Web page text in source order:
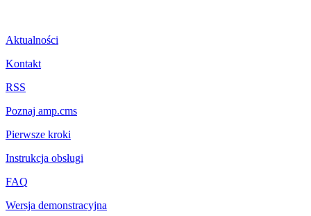
Aktualności
Kontakt
RSS
Poznaj amp.cms
Pierwsze kroki
Instrukcja obsługi
FAQ
Wersja demonstracyjna